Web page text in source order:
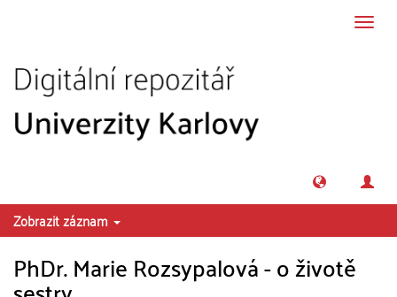
Zobrazit záznam
PhDr. Marie Rozsypalová - o životě